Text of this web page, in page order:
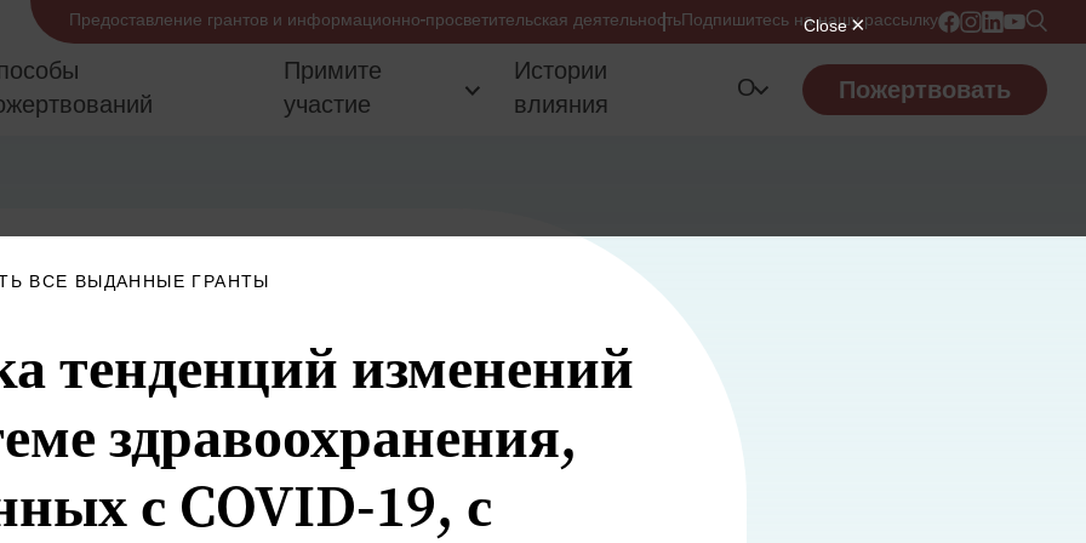
Предоставление грантов и информационно-просветительская деятельностьПодпишитесь на нашу рассылку
Примите
участие
Истории
влияния
О Пожертвовать
ВСЕ ВЫДАННЫЕ ГРАНТЫ
тенденций изменений
здравоохранения,
с COVID-19, с